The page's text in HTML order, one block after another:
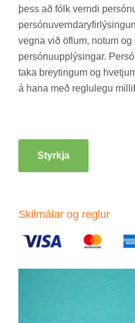
þess að fólk verndi
vegna við öfl­um, not­um og
per­sónu­upp­lýs­ing­ar.
taka breyt­ing­um og
á hana með reglu­legu
Styrkja
Skil­mál­ar og regl­ur